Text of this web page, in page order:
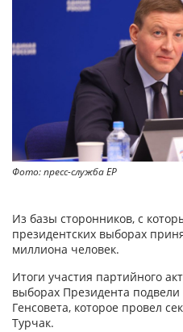
Фото: пресс-служба ЕР
Из базы сторонников, с
президентских выборах
миллиона человек.
Итоги участия партийного
выборах Президента
Генсовета, которое провел
Турчак.